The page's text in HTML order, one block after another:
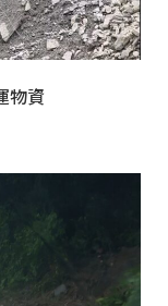
物資